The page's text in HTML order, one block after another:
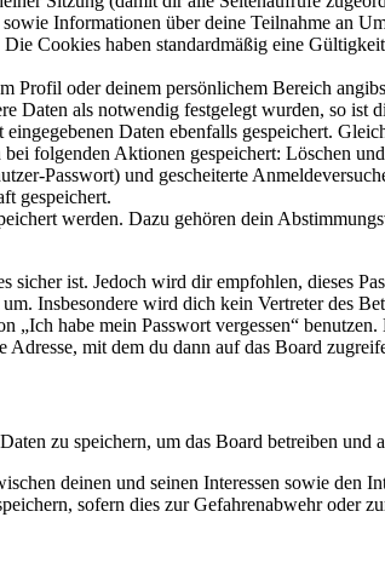
Informationen über deine Teilnahme an
Cookies haben standardmäßig eine
oder deinem persönlichem Bereich
Daten als notwendig festgelegt wurden, so ist
Daten ebenfalls gespeichert.
folgenden Aktionen gespeichert: Löschen
Passwort) und gescheiterte
gespeichert.
werden. Dazu gehören dein
ist. Jedoch wird dir empfohlen, dieses
Insbesondere wird dich kein Vertreter des
„Ich habe mein Passwort vergessen“
Adresse, mit dem du dann auf das Board
zu speichern, um das Board betreiben und
deinen und seinen Interessen sowie
sofern dies zur Gefahrenabwehr oder